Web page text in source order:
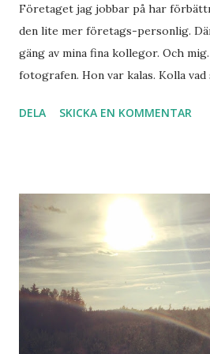
Företaget jag jobbar på har
den lite mer företags-personlig.
gäng av mina fina kollegor. Och
fotografen. Hon var kalas. Kolla
verkligheten. Så klickar du här.
DELA SKICKA EN KOMMENTAR